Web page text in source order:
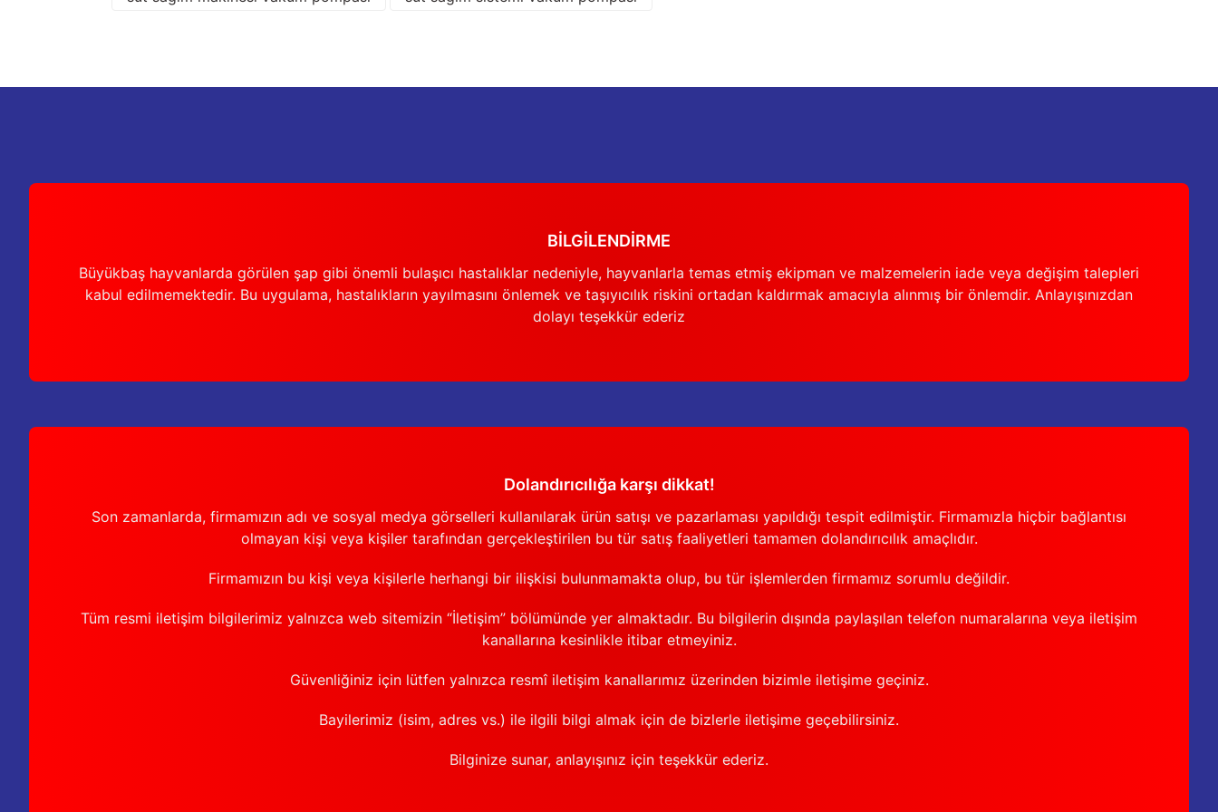
BİLGİLENDİRME
Büyükbaş hayvanlarda görülen şap gibi önemli bulaşıcı hastalıklar nedeniyle, hayvanlarla temas etmiş ekipman ve malzemelerin iade veya değişim talepleri
kabul edilmemektedir. Bu uygulama, hastalıkların yayılmasını önlemek ve taşıyıcılık riskini ortadan kaldırmak amacıyla alınmış bir önlemdir. Anlayışınızdan
dolayı teşekkür ederiz
Dolandırıcılığa karşı dikkat!
Son zamanlarda, firmamızın adı ve sosyal medya görselleri kullanılarak ürün satışı ve pazarlaması yapıldığı tespit edilmiştir. Firmamızla hiçbir bağlantısı
olmayan kişi veya kişiler tarafından gerçekleştirilen bu tür satış faaliyetleri tamamen dolandırıcılık amaçlıdır.
Firmamızın bu kişi veya kişilerle herhangi bir ilişkisi bulunmamakta olup, bu tür işlemlerden firmamız sorumlu değildir.
Tüm resmi iletişim bilgilerimiz yalnızca web sitemizin “İletişim” bölümünde yer almaktadır. Bu bilgilerin dışında paylaşılan telefon numaralarına veya iletişim
kanallarına kesinlikle itibar etmeyiniz.
Güvenliğiniz için lütfen yalnızca resmî iletişim kanallarımız üzerinden bizimle iletişime geçiniz.
Bayilerimiz (isim, adres vs.) ile ilgili bilgi almak için de bizlerle iletişime geçebilirsiniz.
Bilginize sunar, anlayışınız için teşekkür ederiz.